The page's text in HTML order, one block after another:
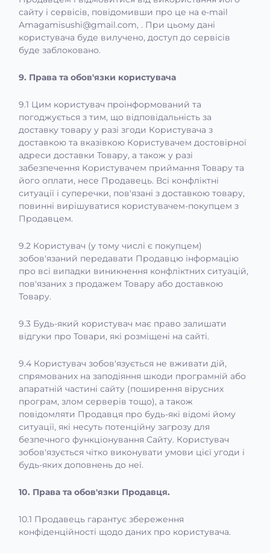
сайту і сервісів, повідомивши про це на e-mail
Amagamisushi@gmail.com, . При цьому дані
користувача буде вилучено, доступ до сервісів
буде заблоковано.
9. Права та обов'язки користувача
9.1 Цим користувач проінформований та
погоджується з тим, що відповідальність за
доставку товару у разі згоди Користувача з
доставкою та вказівкою Користувачем достовірної
адреси доставки Товару, а також у разі
забезпечення Користувачем приймання Товару та
його оплати, несе Продавець. Всі конфліктні
ситуації і суперечки, пов'язані з доставкою товару,
повинні вирішуватися користувачем-покупцем з
Продавцем.
9.2 Користувач (у тому числі є покупцем)
зобов'язаний передавати Продавцю інформацію
про всі випадки виникнення конфліктних ситуацій,
пов'язаних з продажем Товару або доставкою
Товару.
9.3 Будь-який користувач має право залишати
відгуки про Товари, які розміщені на сайті.
9.4 Користувач зобов'язується не вживати дій,
спрямованих на заподіяння шкоди програмній або
апаратній частині сайту (поширення вірусних
програм, злом серверів тощо), а також
повідомляти Продавця про будь-які відомі йому
ситуації, які несуть потенційну загрозу для
безпечного функціонування Сайту. Користувач
зобов'язується чітко виконувати умови цієї угоди і
будь-яких доповнень до неї.
10. Права та обов'язки Продавця.
10.1 Продавець гарантує збереження
конфіденційності щодо даних про користувача.